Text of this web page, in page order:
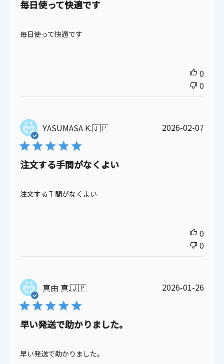
毎日使って快適です
毎日使って快適です
0
0
YASUMASA K.🇯🇵
注文する手間がなくよい
注文する手間がなくよい
公
2026-02-07
0
0
真由 真.🇯🇵
早い発送で助かりました。
早い発送で助かりました。
公
2026-01-26